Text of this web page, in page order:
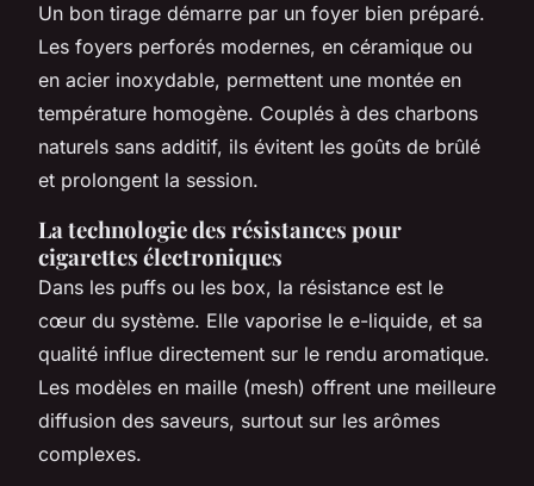
Un bon tirage démarre par un foyer bien préparé.
Les foyers perforés modernes, en céramique ou
en acier inoxydable, permettent une montée en
température homogène. Couplés à des charbons
naturels sans additif, ils évitent les goûts de brûlé
et prolongent la session.
La technologie des résistances pour
cigarettes électroniques
Dans les puffs ou les box, la résistance est le
cœur du système. Elle vaporise le e-liquide, et sa
qualité influe directement sur le rendu aromatique.
Les modèles en maille (mesh) offrent une meilleure
diffusion des saveurs, surtout sur les arômes
complexes.